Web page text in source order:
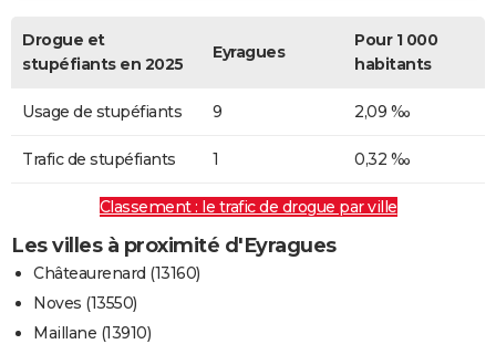
Drogue et
stupéfiants en 2025
Eyragues
Pour 1 000
habitants
Usage de stupéfiants 9 2,09 ‰
Trafic de stupéfiants 1 0,32 ‰
Classement : le trafic de drogue par ville
Les villes à proximité d'Eyragues
Châteaurenard (13160)
Noves (13550)
Maillane (13910)